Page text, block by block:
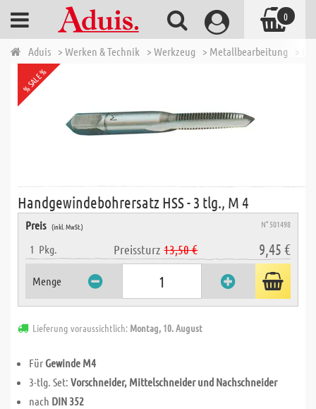
Aduis > Werken & Technik > Werkzeug > Metallbearbeitung >
% SALE %
Handgewindebohrersatz HSS - 3 tlg., M 4
Preis (inkl. MwSt.) N° 501498
1 Pkg. Preissturz 13,50 € 9,45 €
Menge
Lieferung voraussichtlich: Montag, 10. August
Für Gewinde M4
3-tlg. Set: Vorschneider, Mittelschneider und Nachschneider
nach DIN 352
0